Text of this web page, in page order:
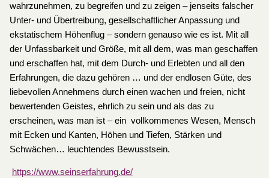
wahrzunehmen, zu begreifen und zu zeigen – jenseits falscher
Unter- und Übertreibung, gesellschaftlicher Anpassung und
ekstatischem Höhenflug – sondern genauso wie es ist. Mit all
der Unfassbarkeit und Größe, mit all dem, was man geschaffen
und erschaffen hat, mit dem Durch- und Erlebten und all den
Erfahrungen, die dazu gehören … und der endlosen Güte, des
liebevollen Annehmens durch einen wachen und freien, nicht
bewertenden Geistes, ehrlich zu sein und als das zu
erscheinen, was man ist – ein vollkommenes Wesen, Mensch
mit Ecken und Kanten, Höhen und Tiefen, Stärken und
Schwächen… leuchtendes Bewusstsein.
https://www.seinserfahrung.de/